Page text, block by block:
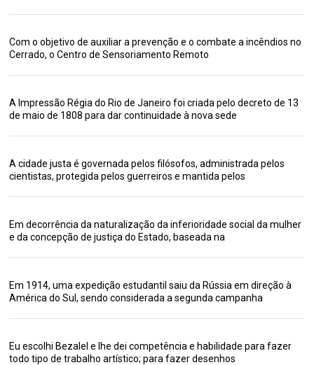
Com o objetivo de auxiliar a prevenção e o combate a incêndios no
Cerrado, o Centro de Sensoriamento Remoto
A Impressão Régia do Rio de Janeiro foi criada pelo decreto de 13
de maio de 1808 para dar continuidade à nova sede
A cidade justa é governada pelos filósofos, administrada pelos
cientistas, protegida pelos guerreiros e mantida pelos
Em decorrência da naturalização da inferioridade social da mulher
e da concepção de justiça do Estado, baseada na
Em 1914, uma expedição estudantil saiu da Rússia em direção à
América do Sul, sendo considerada a segunda campanha
Eu escolhi Bezalel e lhe dei competência e habilidade para fazer
todo tipo de trabalho artístico; para fazer desenhos